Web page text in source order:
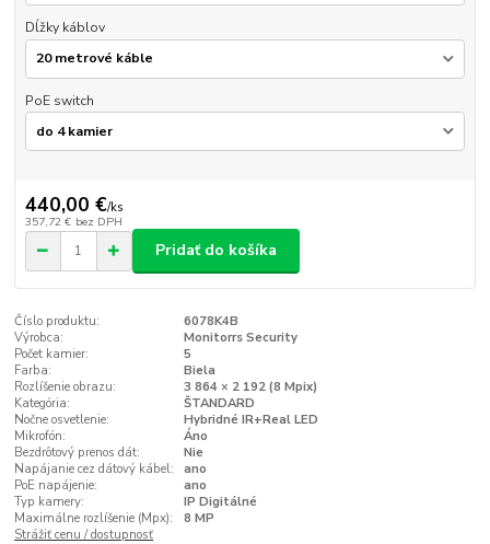
Dĺžky káblov
PoE switch
440,00 €/ks
357,72 € bez DPH
Pridať do košíka
Číslo produktu:
6078K4B
Výrobca:
Monitorrs Security
Počet kamier:
5
Farba:
Biela
Rozlíšenie obrazu:
3 864 × 2 192 (8 Mpix)
Kategória:
ŠTANDARD
Nočne osvetlenie:
Hybridné IR+Real LED
Mikrofón:
Áno
Bezdrôtový prenos dát:
Nie
Napájanie cez dátový kábel:
ano
PoE napájenie:
ano
Typ kamery:
IP Digitálné
Maximálne rozlíšenie (Mpx):
8 MP
Strážiť cenu / dostupnosť